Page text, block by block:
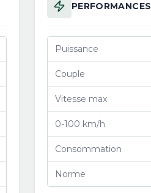
PERFORMANCES
Puissance
Couple
Vitesse max
0-100 km/h
Consommation
Norme